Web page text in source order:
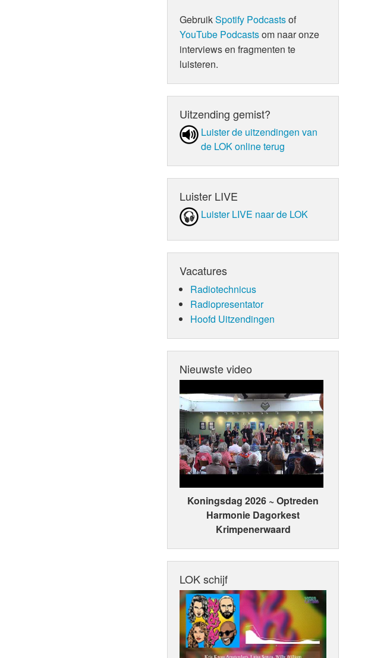
GebruikSpotify Podcastsof
YouTube Podcastsom naar onze
interviews en fragmenten te
luisteren.
Uitzending gemist?
Luister de uit­zen­din­gen van
de LOK online terug
Luister LIVE
Luister LIVE naar de LOK
Vacatures
Radiotechnicus
Radiopresentator
Hoofd Uitzendingen
Nieuwste video
Koningsdag 2026 ~ Optreden
Harmonie Dagorkest
Krimpenerwaard
LOK schijf